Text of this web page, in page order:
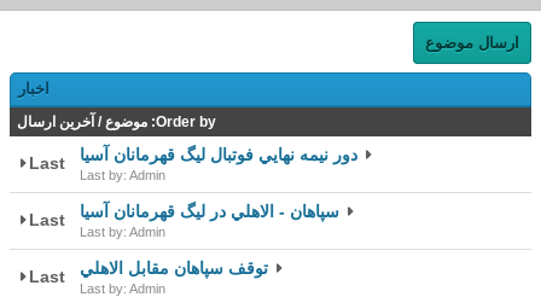
ارسال موضوع
اخبار
Order by: موضوع / آخرین ارسال
دور نيمه نهايي فوتبال ليگ قهرمانان آسيا
Last by: Admin
Last
سپاهان - الاهلي در ليگ قهرمانان آسيا
Last by: Admin
Last
توقف سپاهان مقابل الاهلي
Last by: Admin
Last